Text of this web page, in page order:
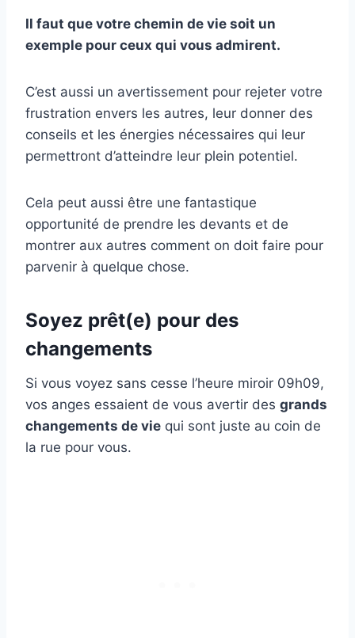
Il faut que votre chemin de vie soit un
exemple pour ceux qui vous admirent.
C’est aussi un avertissement pour rejeter votre
frustration envers les autres, leur donner des
conseils et les énergies nécessaires qui leur
permettront d’atteindre leur plein potentiel.
Cela peut aussi être une fantastique
opportunité de prendre les devants et de
montrer aux autres comment on doit faire pour
parvenir à quelque chose.
Soyez prêt(e) pour des
changements
Si vous voyez sans cesse l’heure miroir 09h09,
vos anges essaient de vous avertir des grands
changements de vie qui sont juste au coin de
la rue pour vous.